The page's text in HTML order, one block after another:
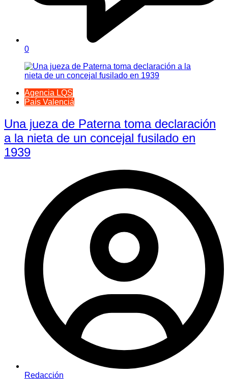
0
Agencia LQS
País Valenciá
Una jueza de Paterna toma declaración
a la nieta de un concejal fusilado en
1939
Redacción